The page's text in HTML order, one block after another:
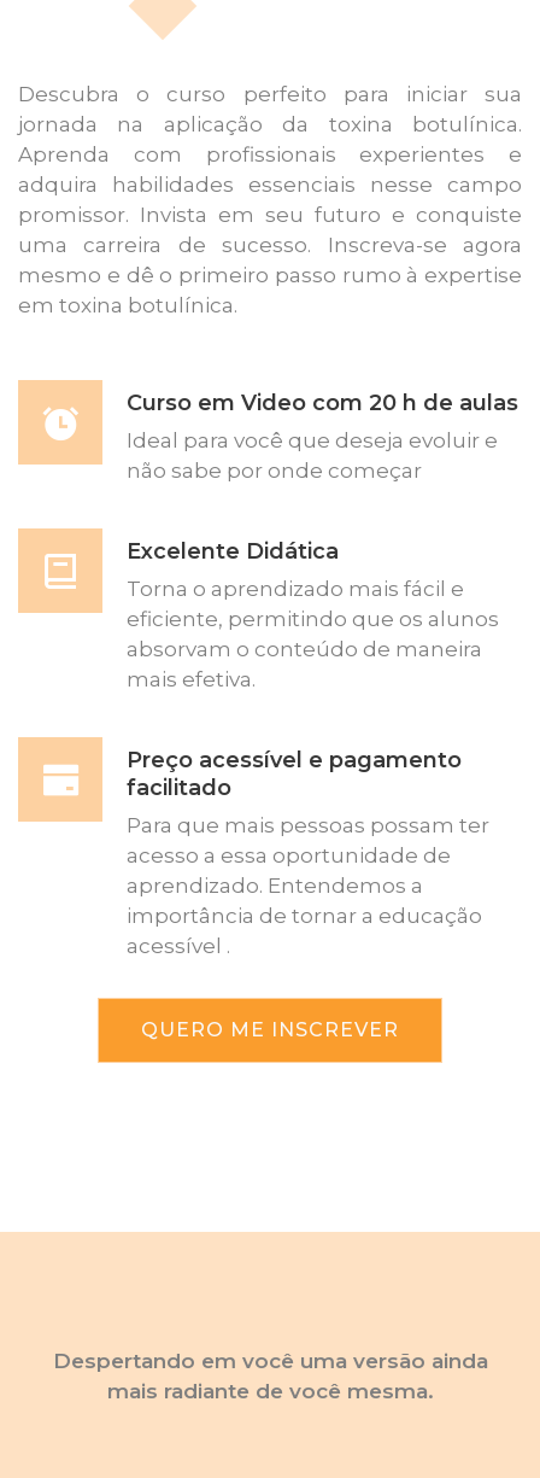
Descubra o curso perfeito para iniciar sua
jornada na aplicação da toxina botulínica.
Aprenda com profissionais experientes e
adquira habilidades essenciais nesse campo
promissor. Invista em seu futuro e conquiste
uma carreira de sucesso. Inscreva-se agora
mesmo e dê o primeiro passo rumo à expertise
em toxina botulínica.
Curso em Video com 20 h de aulas
Ideal para você que deseja evoluir e
não sabe por onde começar
Excelente Didática
Torna o aprendizado mais fácil e
eficiente, permitindo que os alunos
absorvam o conteúdo de maneira
mais efetiva.
Preço acessível e pagamento
facilitado
Para que mais pessoas possam ter
acesso a essa oportunidade de
aprendizado. Entendemos a
importância de tornar a educação
acessível .
QUERO ME INSCREVER
Despertando em você uma versão ainda
mais radiante de você mesma.